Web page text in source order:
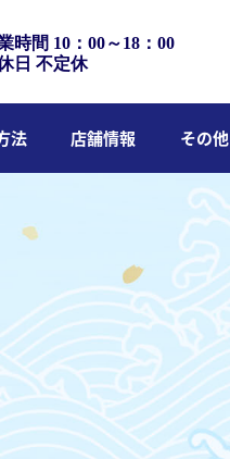
時間 10：00～18：00
日 不定休
法 店舗情報 その他